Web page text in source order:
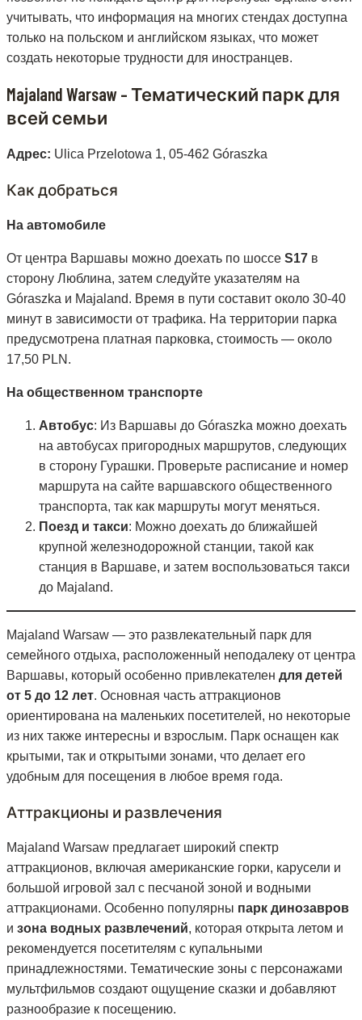
учитывать, что информация на многих стендах доступна
только на польском и английском языках, что может
создать некоторые трудности для иностранцев.
Majaland Warsaw – Тематический парк для
всей семьи
Адрес: Ulica Przelotowa 1, 05-462 Góraszka
Как добраться
На автомобиле
От центра Варшавы можно доехать по шоссе S17 в
сторону Люблина, затем следуйте указателям на
Góraszka и Majaland. Время в пути составит около 30-40
минут в зависимости от трафика. На территории парка
предусмотрена платная парковка, стоимость — около
17,50 PLN.
На общественном транспорте
Автобус: Из Варшавы до Góraszka можно доехать
на автобусах пригородных маршрутов, следующих
в сторону Гурашки. Проверьте расписание и номер
маршрута на сайте варшавского общественного
транспорта, так как маршруты могут меняться.
Поезд и такси: Можно доехать до ближайшей
крупной железнодорожной станции, такой как
станция в Варшаве, и затем воспользоваться такси
до Majaland.
Majaland Warsaw — это развлекательный парк для
семейного отдыха, расположенный неподалеку от центра
Варшавы, который особенно привлекателен для детей
от 5 до 12 лет. Основная часть аттракционов
ориентирована на маленьких посетителей, но некоторые
из них также интересны и взрослым. Парк оснащен как
крытыми, так и открытыми зонами, что делает его
удобным для посещения в любое время года.
Аттракционы и развлечения
Majaland Warsaw предлагает широкий спектр
аттракционов, включая американские горки, карусели и
большой игровой зал с песчаной зоной и водными
аттракционами. Особенно популярны парк динозавров
и зона водных развлечений, которая открыта летом и
рекомендуется посетителям с купальными
принадлежностями. Тематические зоны с персонажами
мультфильмов создают ощущение сказки и добавляют
разнообразие к посещению.